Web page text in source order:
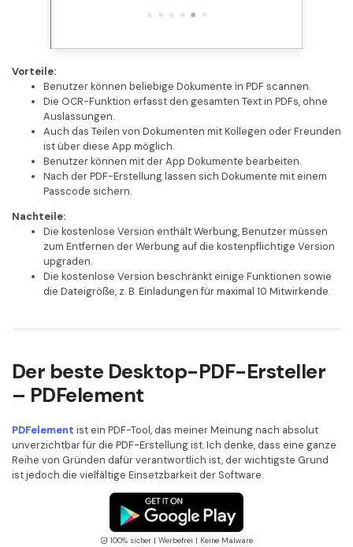
Vorteile:
Benutzer können beliebige Dokumente in PDF scannen.
Die OCR-Funktion erfasst den gesamten Text in PDFs, ohne
Auslassungen.
Auch das Teilen von Dokumenten mit Kollegen oder Freunden
ist über diese App möglich.
Benutzer können mit der App Dokumente bearbeiten.
Nach der PDF-Erstellung lassen sich Dokumente mit einem
Passcode sichern.
Nachteile:
Die kostenlose Version enthält Werbung, Benutzer müssen
zum Entfernen der Werbung auf die kostenpflichtige Version
upgraden.
Die kostenlose Version beschränkt einige Funktionen sowie
die Dateigröße, z. B. Einladungen für maximal 10 Mitwirkende.
Der beste Desktop-PDF-Ersteller
– PDFelement
PDFelement ist ein PDF-Tool, das meiner Meinung nach absolut
unverzichtbar für die PDF-Erstellung ist. Ich denke, dass eine ganze
Reihe von Gründen dafür verantwortlich ist, der wichtigste Grund
ist jedoch die vielfältige Einsetzbarkeit der Software.
100% sicher | Werbefrei | Keine Malware